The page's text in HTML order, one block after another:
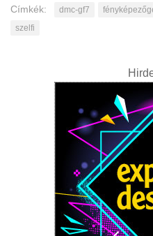
Címkék: dmc-gf7
szelfi